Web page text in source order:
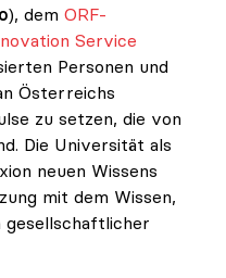
), dem ORF-
Service
Personen und
Österreichs
zu setzen, die von
Die Universität als
neuen Wissens
mit dem Wissen,
gesellschaftlicher